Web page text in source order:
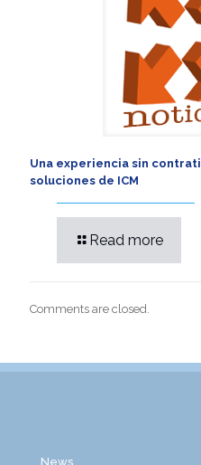
Una experiencia sin
soluciones de ICM
Read more
Comments are closed.
News